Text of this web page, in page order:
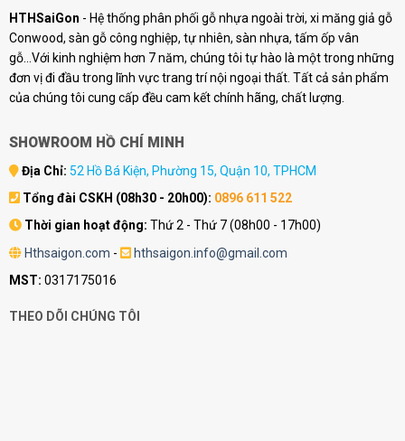
HTHSaiGon - Hệ thống phân phối gỗ nhựa ngoài trời, xi măng giả gỗ
Conwood, sàn gỗ công nghiệp, tự nhiên, sàn nhựa, tấm ốp vân
gỗ...Với kinh nghiệm hơn 7 năm, chúng tôi tự hào là một trong những
đơn vị đi đầu trong lĩnh vực trang trí nội ngoại thất. Tất cả sản phẩm
của chúng tôi cung cấp đều cam kết chính hãng, chất lượng.
SHOWROOM HỒ CHÍ MINH
Địa Chỉ: 52 Hồ Bá Kiện, Phường 15, Quận 10, TPHCM
Tổng đài CSKH (08h30 - 20h00): 0896 611 522
Thời gian hoạt động: Thứ 2 - Thứ 7 (08h00 - 17h00)
Hthsaigon.com -
hthsaigon.info@gmail.com
MST: 0317175016
THEO DÕI CHÚNG TÔI